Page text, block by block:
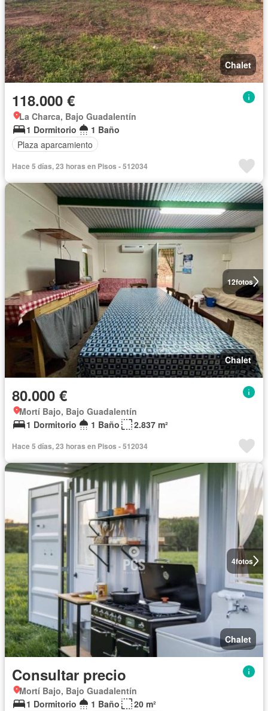
Chalet
118.000 €
La Charca, Bajo Guadalentín
1 Dormitorio
1 Baño
Plaza aparcamiento
Hace 5 días, 23 horas en Pisos - 512034
12fotos
Chalet
80.000 €
Mortí Bajo, Bajo Guadalentín
1 Dormitorio
1 Baño 2.837 m²
Hace 5 días, 23 horas en Pisos - 512034
4fotos
Chalet
Consultar precio
Mortí Bajo, Bajo Guadalentín
1 Dormitorio
1 Baño
20 m²